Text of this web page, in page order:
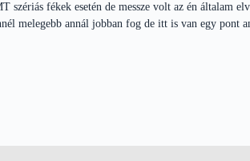
fékek esetén de messze volt az én általam
melegebb annál jobban fog de itt is van egy pont